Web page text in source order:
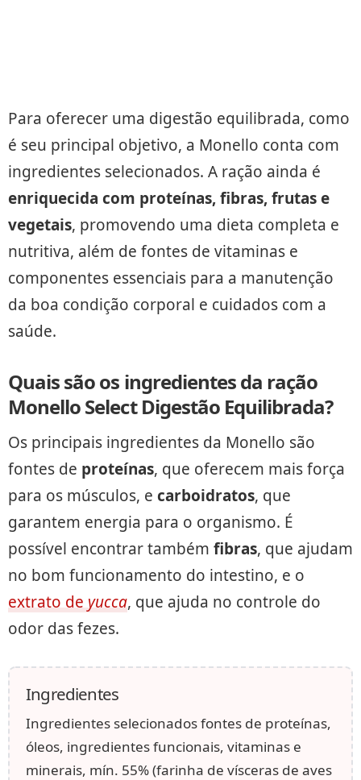
Para oferecer uma digestão equilibrada, como
é seu principal objetivo, a Monello conta com
ingredientes selecionados. A ração ainda é
enriquecida com proteínas, fibras, frutas e
vegetais, promovendo uma dieta completa e
nutritiva, além de fontes de vitaminas e
componentes essenciais para a manutenção
da boa condição corporal e cuidados com a
saúde.
Quais são os ingredientes da ração
Monello Select Digestão Equilibrada?
Os principais ingredientes da Monello são
fontes de proteínas, que oferecem mais força
para os músculos, e carboidratos, que
garantem energia para o organismo. É
possível encontrar também fibras, que ajudam
no bom funcionamento do intestino, e o
extrato de yucca, que ajuda no controle do
odor das fezes.
Ingredientes
Ingredientes selecionados fontes de proteínas,
óleos, ingredientes funcionais, vitaminas e
minerais, mín. 55% (farinha de vísceras de aves